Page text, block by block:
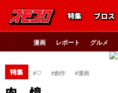
特集 ブロス
漫画 レポート グルメ
特集 #♡ #創作 #漫画